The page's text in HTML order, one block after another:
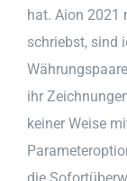
hat. Aion 2021
schriebst, sind
ihr
keiner Weise
die